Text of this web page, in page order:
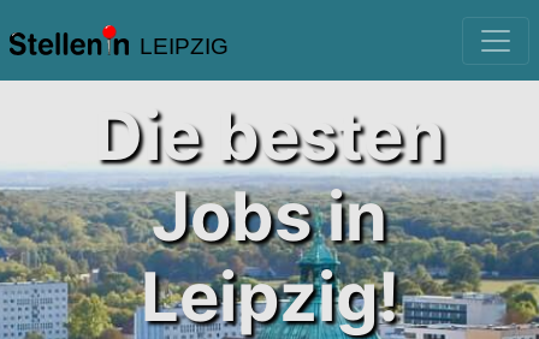
LEIPZIG
Die besten
Jobs in
Leipzig!